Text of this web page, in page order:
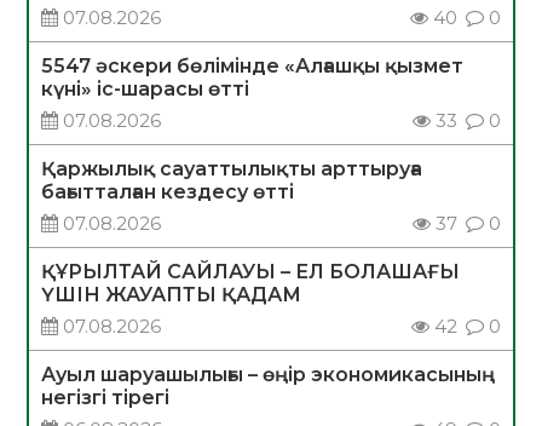
07.08.2026
40 0
5547 әскери бөлімінде «Алғашқы қызмет
күні» іс-шарасы өтті
07.08.2026
33 0
Қаржылық сауаттылықты арттыруға
бағытталған кездесу өтті
07.08.2026
37 0
ҚҰРЫЛТАЙ САЙЛАУЫ – ЕЛ БОЛАШАҒЫ
ҮШІН ЖАУАПТЫ ҚАДАМ
07.08.2026
42 0
Ауыл шаруашылығы – өңір экономикасының
негізгі тірегі